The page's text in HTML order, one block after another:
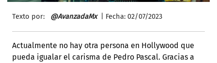
Texto por: @AvanzadaMx| Fecha: 02/07/2023
Actualmente no hay otra persona en Hollywood que
pueda igualar el carisma de Pedro Pascal. Gracias a